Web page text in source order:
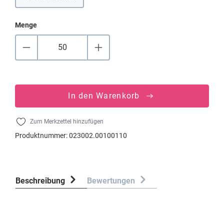
Menge
In den Warenkorb
Zum Merkzettel hinzufügen
Produktnummer:023002.00100110
Beschreibung Bewertungen